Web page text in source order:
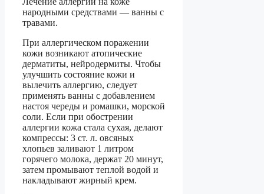
народными средствами — ванны с
травами.
При аллергическом поражении
кожи возникают атопические
дерматиты, нейродермиты. Чтобы
улучшить состояние кожи и
вылечить аллергию, следует
применять ванны с добавлением
настоя череды и ромашки, морской
соли. Если при обострении
аллергии кожа стала сухая, делают
компрессы: 3 ст. л. овсяных
хлопьев заливают 1 литром
горячего молока, держат 20 минут,
затем промывают теплой водой и
накладывают жирный крем.